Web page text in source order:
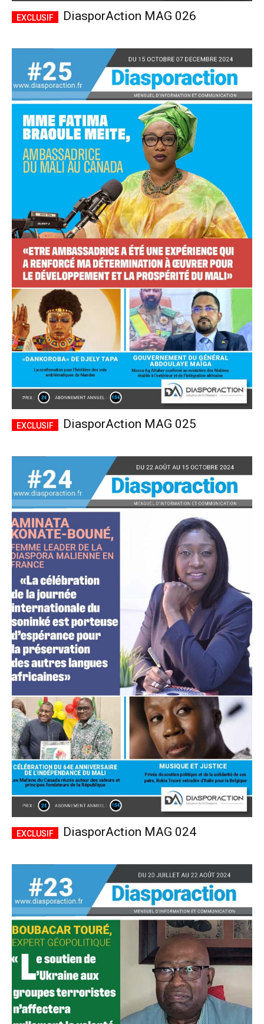
Accès complet
$22 / anplaceholder text
Tous les articles
Annonces
ANNUEL MENSUEL
CHOISIR LE FORFAIT
DiasporAction MAG 026
DiasporAction MAG 025
DiasporAction MAG 024